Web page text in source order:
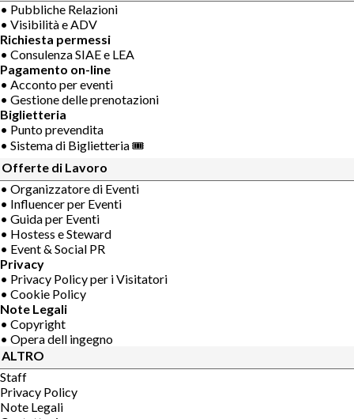
• Pubbliche Relazioni
• Visibilità e ADV
Richiesta permessi
• Consulenza SIAE e LEA
Pagamento on-line
• Acconto per eventi
• Gestione delle prenotazioni
Biglietteria
• Punto prevendita
• Sistema di Biglietteria 🎟
Offerte di Lavoro
• Organizzatore di Eventi
• Influencer per Eventi
• Guida per Eventi
• Hostess e Steward
• Event & Social PR
Privacy
• Privacy Policy per i Visitatori
• Cookie Policy
Note Legali
• Copyright
• Opera dell ingegno
ALTRO
Staff
Privacy Policy
Note Legali